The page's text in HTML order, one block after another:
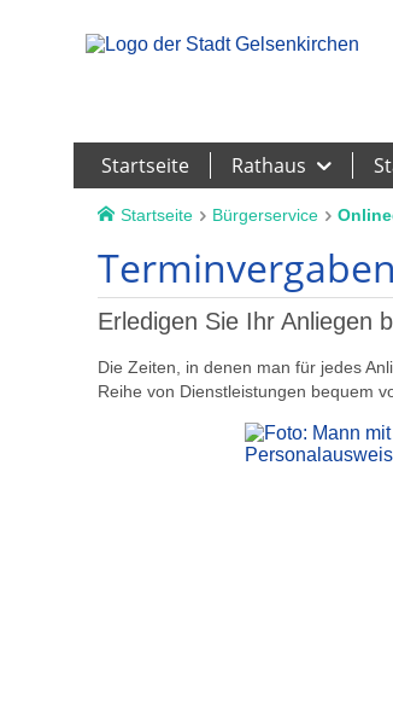
Startseite Rathaus
Startseite Bürgerservice
Erledigen Sie Ihr Anliegen
Die Zeiten, in denen man für jedes
Reihe von Dienstleistungen bequem